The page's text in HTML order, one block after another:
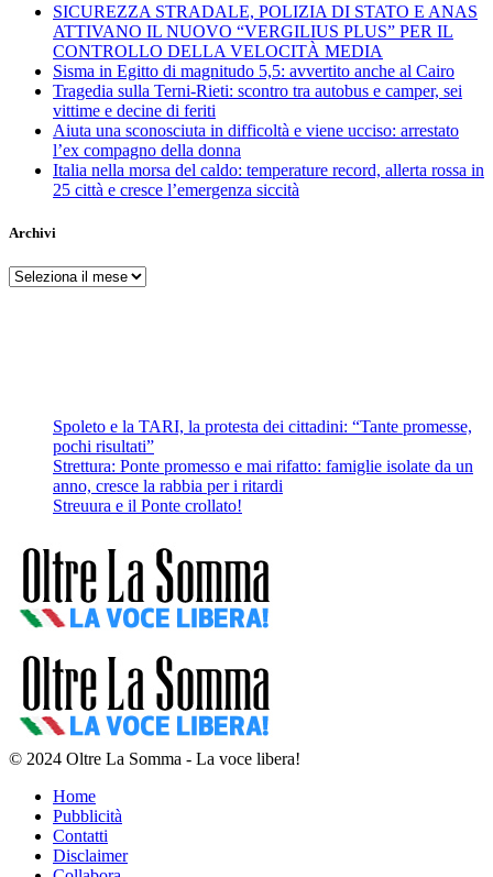
SICUREZZA STRADALE, POLIZIA DI STATO E ANAS
ATTIVANO IL NUOVO “VERGILIUS PLUS” PER IL
CONTROLLO DELLA VELOCITÀ MEDIA
Sisma in Egitto di magnitudo 5,5: avvertito anche al Cairo
Tragedia sulla Terni-Rieti: scontro tra autobus e camper, sei
vittime e decine di feriti
Aiuta una sconosciuta in difficoltà e viene ucciso: arrestato
l’ex compagno della donna
Italia nella morsa del caldo: temperature record, allerta rossa in
25 città e cresce l’emergenza siccità
Archivi
Archivi
Spoleto e la TARI, la protesta dei cittadini: “Tante promesse,
pochi risultati”
Strettura: Ponte promesso e mai rifatto: famiglie isolate da un
anno, cresce la rabbia per i ritardi
Streuura e il Ponte crollato!
© 2024 Oltre La Somma - La voce libera!
Home
Pubblicità
Contatti
Disclaimer